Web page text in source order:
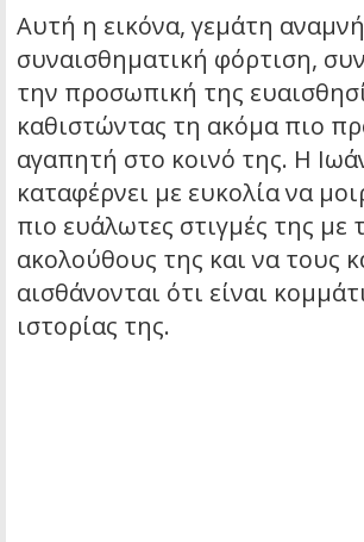
Αυτή η εικόνα, γεμάτη
συναισθηματική φόρτιση,
την προσωπική της
καθιστώντας τη ακόμα πιο
αγαπητή στο κοινό της. Η
καταφέρνει με ευκολία να
πιο ευάλωτες στιγμές της με
ακολούθους της και να τους
αισθάνονται ότι είναι
ιστορίας της.